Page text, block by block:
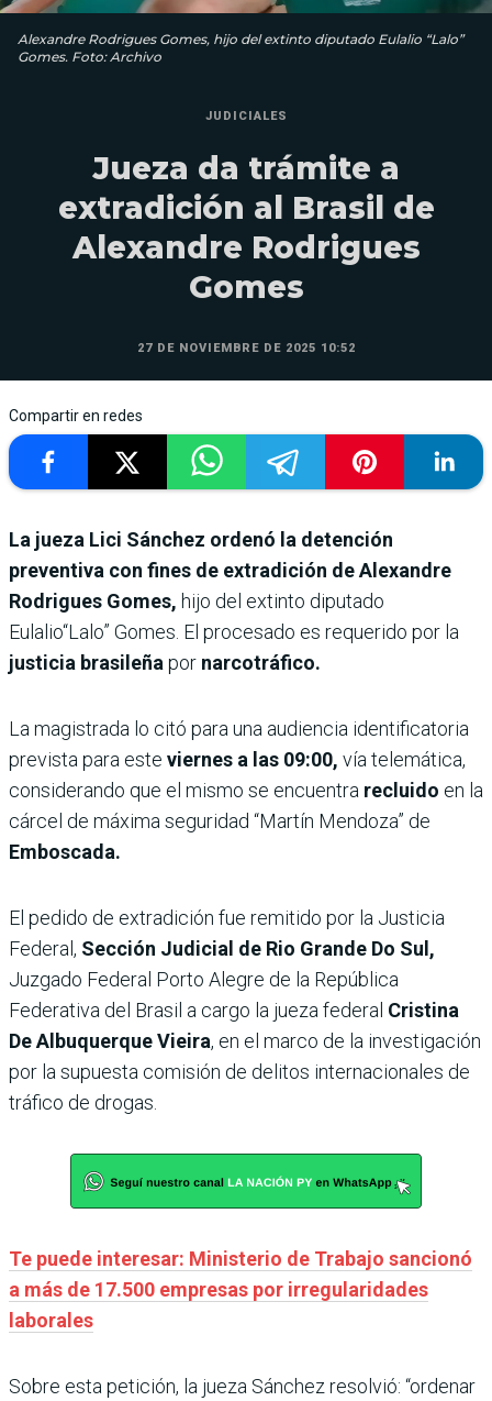
Alexandre Rodrigues Gomes, hijo del extinto diputado Eulalio “Lalo”
Gomes. Foto: Archivo
JUDICIALES
Jueza da trámite a
extradición al Brasil de
Alexandre Rodrigues
Gomes
27 DE NOVIEMBRE DE 2025 10:52
Compartir en redes
La jueza Lici Sánchez ordenó la detención
preventiva con fines de extradición de Alexandre
Rodrigues Gomes, hijo del extinto diputado
Eulalio“Lalo” Gomes. El procesado es requerido por la
justicia brasileñapor narcotráfico.
La magistrada lo citó para una audiencia identificatoria
prevista para este viernes a las 09:00, vía telemática,
considerando que el mismo se encuentra recluido en la
cárcel de máxima seguridad “Martín Mendoza” de
Emboscada.
El pedido de extradición fue remitido por la Justicia
Federal, Sección Judicial de Rio Grande Do Sul,
Juzgado Federal Porto Alegre de la República
Federativa del Brasil a cargo la jueza federal Cristina
De Albuquerque Vieira, en el marco de la investigación
por la supuesta comisión de delitos internacionales de
tráfico de drogas.
Te puede interesar: Ministerio de Trabajo sancionó
a más de 17.500 empresas por irregularidades
laborales
Sobre esta petición, la jueza Sánchez resolvió: “ordenar